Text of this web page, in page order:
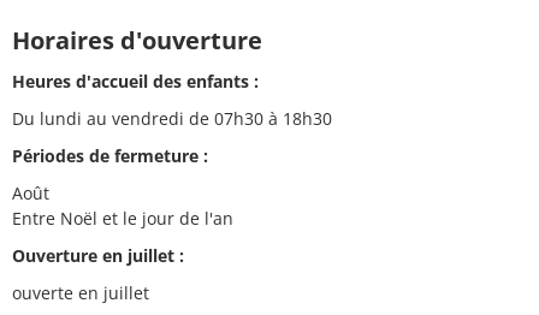
Horaires d'ouverture
Heures d'accueil des enfants :
Du lundi au vendredi de 07h30 à 18h30
Périodes de fermeture :
Août
Entre Noël et le jour de l'an
Ouverture en juillet :
ouverte en juillet